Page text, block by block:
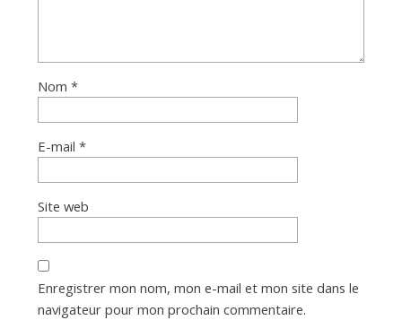
Nom *
E-mail *
Site web
Enregistrer mon nom, mon e-mail et mon site dans le
navigateur pour mon prochain commentaire.